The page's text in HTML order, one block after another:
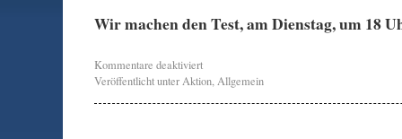
Wir machen den Test, am Dienstag, um 18
Kommentare deaktiviert
Veröffentlicht unterAktion,Allgemein